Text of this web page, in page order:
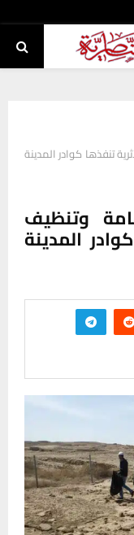
تنفذها كوادر المدينة
وتنظيف
المدينة